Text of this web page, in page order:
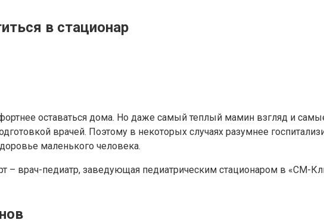
в стационар
оставаться дома. Но даже самый теплый мамин взгляд и
врачей. Поэтому в некоторых случаях разумнее
маленького человека.
– врач-педиатр, заведующая педиатрическим стационаром в «СМ-